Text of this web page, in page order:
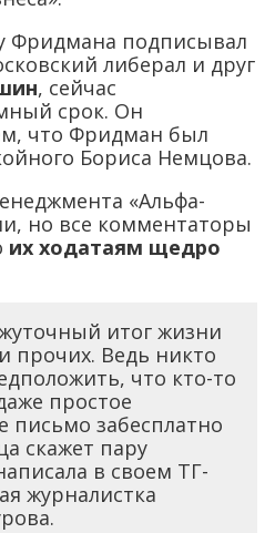
Фридмана подписывал
либерал и друг
, сейчас
срок. Он
что Фридман был
Бориса Немцова.
«Альфа-
но все комментаторы
их ходатаям щедро
итог жизни
прочих. Ведь никто
что кто-то
простое
письмо забесплатно
скажет пару
в своем ТГ-
журналистка